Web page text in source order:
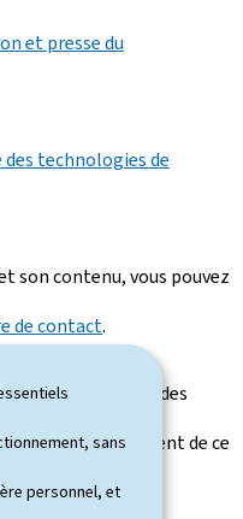
sans
personnel, et
et presse du
des technologies de
son contenu, vous pouvez
de contact.
connaissance des
sur l'hébergement de ce